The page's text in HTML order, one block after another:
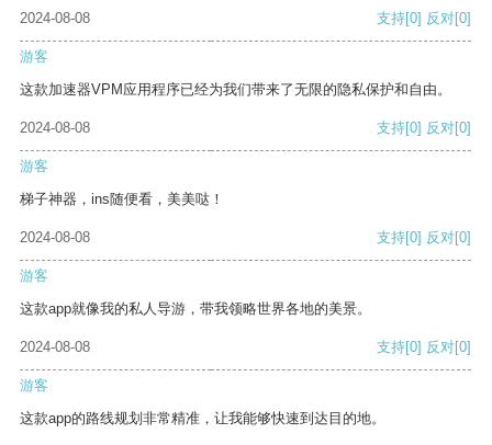
2024-08-08
支持[0] 反对[0]
游客
这款加速器VPM应用程序已经为我们带来了无限的隐私保护和自由。
2024-08-08 支持[0] 反对[0]
游客
梯子神器，ins随便看，美美哒！
2024-08-08 支持[0] 反对[0]
游客
这款app就像我的私人导游，带我领略世界各地的美景。
2024-08-08 支持[0] 反对[0]
游客
这款app的路线规划非常精准，让我能够快速到达目的地。